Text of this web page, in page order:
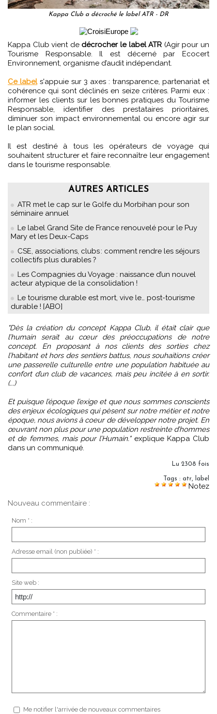
Kappa Club a décroché le label ATR - DR
Kappa Club vient de décrocher le label ATR (Agir pour un
Tourisme Responsable. Il est décerné par Ecocert
Environnement, organisme d’audit indépendant.
Ce labels'appuie sur 3 axes : transparence, partenariat et
cohérence qui sont déclinés en seize critères. Parmi eux :
informer les clients sur les bonnes pratiques du Tourisme
Responsable, identifier des prestataires prioritaires,
diminuer son impact environnemental ou encore agir sur
le plan social.
Il est destiné à tous les opérateurs de voyage qui
souhaitent structurer et faire reconnaître leur engagement
dans le tourisme responsable.
AUTRES ARTICLES
ATR met le cap sur le Golfe du Morbihan pour son
séminaire annuel
Le label Grand Site de France renouvelé pour le Puy
Mary et les Deux-Caps
CSE, associations, clubs : comment rendre les séjours
collectifs plus durables ?
Les Compagnies du Voyage : naissance d’un nouvel
acteur atypique de la consolidation !
Le tourisme durable est mort, vive le… post-tourisme
durable ! [ABO]
"Dès la création du concept Kappa Club, il était clair que
l’humain serait au cœur des préoccupations de notre
concept. En proposant à nos clients des sorties chez
l’habitant et hors des sentiers battus, nous souhaitions créer
une passerelle culturelle entre une population habituée au
confort d’un club de vacances, mais peu incitée à en sortir.
(...)
Et puisque l’époque l’exige et que nous sommes conscients
des enjeux écologiques qui pèsent sur notre métier et notre
époque, nous avions à coeur de développer notre projet. En
œuvrant non plus pour une population restreinte d’hommes
et de femmes, mais pour l’Humain."explique Kappa Club
dans un communiqué.
Lu 2308 fois
Tags : atr, label
Notez
Nouveau commentaire :
Nom * :
Adresse email (non publiée) * :
Site web :
Commentaire * :
Me notifier l'arrivée de nouveaux commentaires